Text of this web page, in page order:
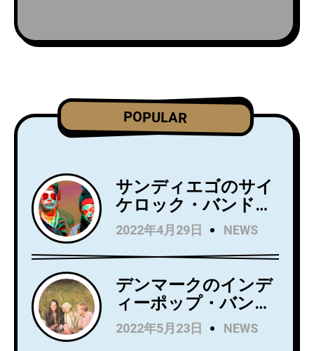
POPULAR
サンディエゴのサイ
ケロック・バンド
Wild Wild Wets、ニ
ュー・アルバム
『Love Always』を5
月27日にリリース！
アルバムからニュー
シングル
「Holding」のビデオ
2022年4月29日 NEWS
デンマークのインデ
ィーポップ・バンド
Kindsightが5月25日
にデビュー・アルバ
2022年5月23日 NEWS